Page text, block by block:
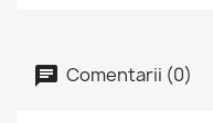
Comentarii (0)